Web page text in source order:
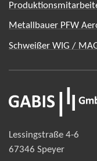
Metallbauer PFW
Schweißer WIG /
Lessingstraße 4-6
67346 Speyer